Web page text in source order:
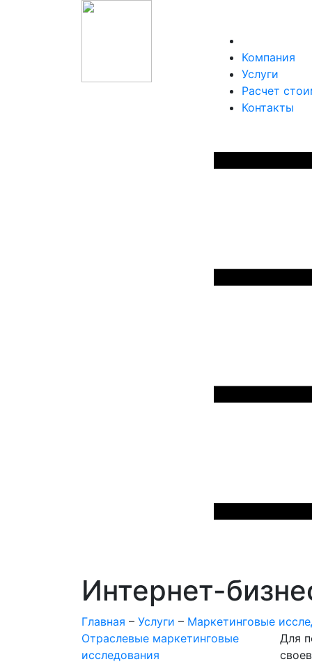
Компания
Услуги
Расчет
Контакты
Интернет-
Главная – Услуги – Маркетинговые
Отраслевые маркетинговые
исследования
Для